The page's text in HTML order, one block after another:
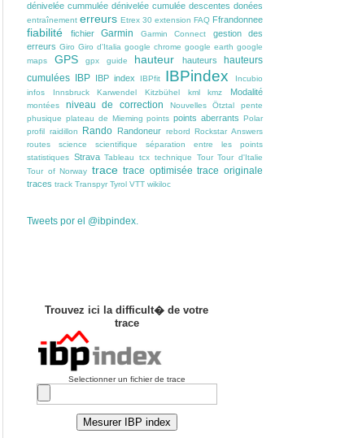
dénivelée cummulée dénivelée cumulée descentes donées
entraînement erreurs Etrex 30 extension FAQ Ffrandonnee
fiabilité fichier Garmin Garmin Connect
gestion des
erreurs Giro Giro d'Italia google chrome google earth google
maps
GPS gpx guide hauteur hauteurs
hauteurs
cumulées IBP IBP index IBPfit IBPindex
Incubio
infos
Innsbruck Karwendel Kitzbühel kml kmz Modalité
montées niveau de correction Nouvelles Ötztal
pente
phusique plateau de Mieming points points aberrants Polar
profil raidillon Rando Randoneur rebord Rockstar Answers
routes
science scientifique
séparation entre les points
statistiques Strava Tableau tcx technique Tour Tour d'Italie
Tour of Norway trace trace optimisée trace originale
traces track Transpyr Tyrol VTT wikiloc
Tweets por el @ibpindex.